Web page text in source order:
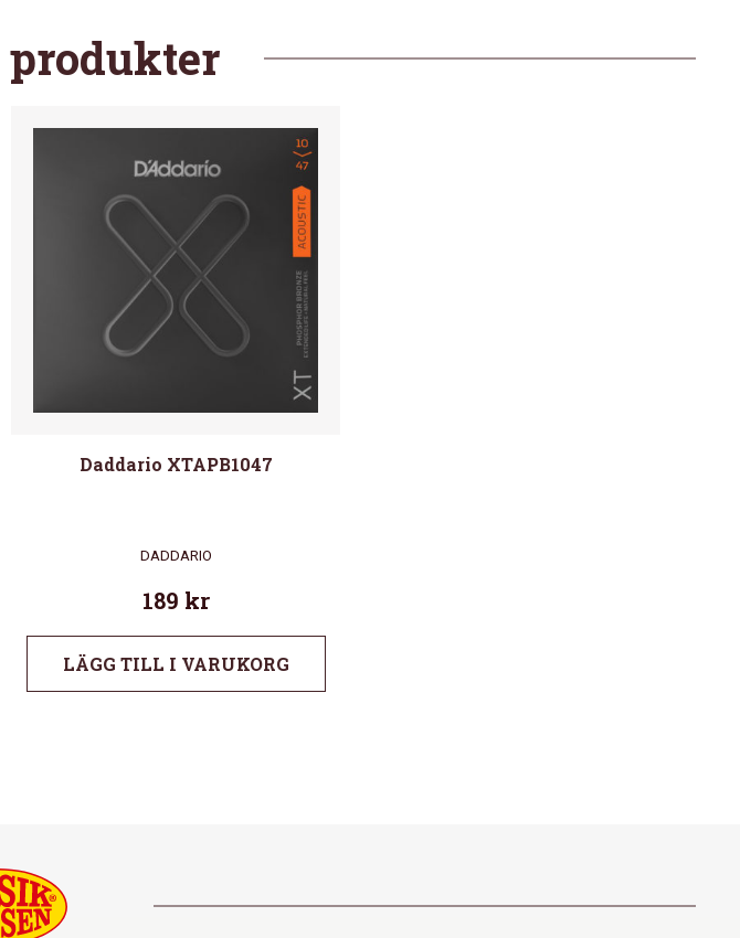
produkter
Daddario XTAPB1047
DADDARIO
189 kr
LÄGG TILL I VARUKORG